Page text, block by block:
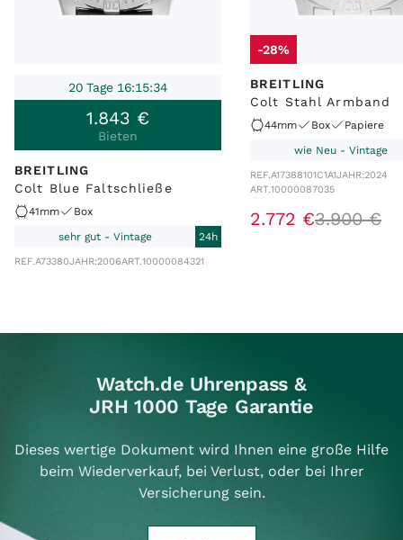
20 Tage 16:15:34
1.843 €
Bieten
BREITLING
Colt Blue Faltschließe
41mm
Box
sehr gut - Vintage
24h
REF.A73380JAHR:2006ART.10000084321
-28%
BREITLING
Colt Stahl Armband
44mm Box
Papiere
wie Neu - Vintage
REF.A17388101C1A1JAHR:2024
ART.10000087035
2.772 €3.900 €
Watch.de Uhrenpass &
JRH 1000 Tage Garantie
Dieses wertige Dokument wird Ihnen eine große Hilfe
beim Wiederverkauf, bei Verlust, oder bei Ihrer
Versicherung sein.